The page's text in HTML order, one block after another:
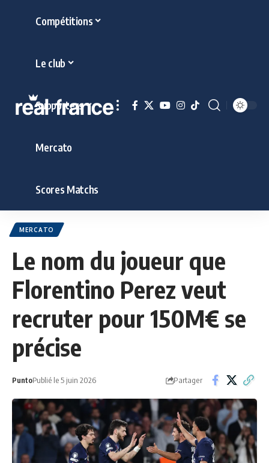
Compétitions
Le club
Supporters
Mercato
Scores Matchs
MERCATO
Le nom du joueur que
Florentino Perez veut
recruter pour 150M€ se
précise
PuntoPublié le 5 juin 2026 Partager